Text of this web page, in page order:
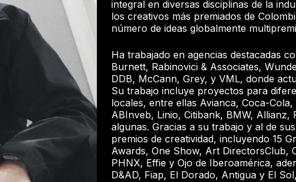
integral en diversas disciplinas de la
los creativos más premiados de
número de ideas globalmente
Ha trabajado en agencias destacadas
Burnett, Rabinovici & Associates,
DDB, McCann, Grey, y VML, donde
Su trabajo incluye proyectos para
locales, entre ellas Avianca, Coca-
ABInveb, Linio, Citibank, BMW,
algunas. Gracias a su trabajo y al de
premios de creatividad, incluyendo 15
Awards, One Show, Art DirectorsClub,
PHNX, Effie y Ojo de Iberoamérica,
D&AD, Fiap, El Dorado, Antigua y El